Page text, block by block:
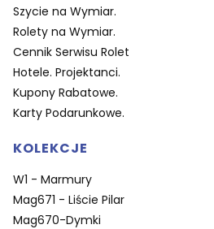
Szycie na Wymiar.
Rolety na Wymiar.
Cennik Serwisu Rolet
Hotele. Projektanci.
Kupony Rabatowe.
Karty Podarunkowe.
KOLEKCJE
W1 - Marmury
Mag671 - Liście Pilar
Mag670-Dymki